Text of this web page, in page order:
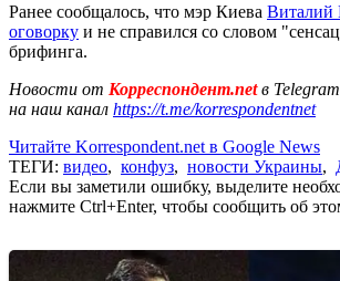
Ранее сообщалось, что мэр Киева Виталий
оговорку и не справился со словом
брифинга.
Новости от Корреспондент.netв
на наш канал https://t.me/korrespondentnet
Читайте Korrespondent.net в Google News
ТЕГИ: видео, конфуз, новости Украины,
Если вы заметили ошибку, выделите
нажмите Ctrl+Enter, чтобы сообщить об